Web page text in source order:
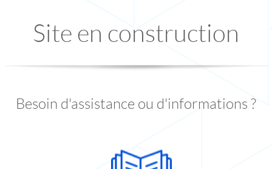
Site en construction
Besoin d'assistance ou d'informations ?